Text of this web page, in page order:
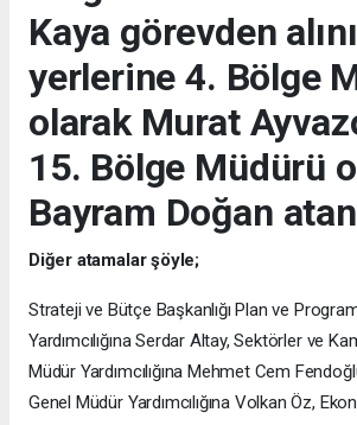
Kaya görevden
yerlerine 4. Bölge
olarak Murat
15. Bölge Müdürü
Bayram Doğan
Diğer atamalar şöyle;
Strateji ve Bütçe Başkanlığı Plan ve
Yardımcılığına Serdar Altay, Sektörler ve
Müdür Yardımcılığına Mehmet Cem
Genel Müdür Yardımcılığına Volkan Öz,